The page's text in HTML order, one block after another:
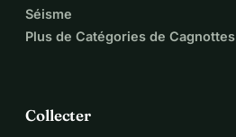
Séisme
Plus de Catégories de Cagnottes
Collecter